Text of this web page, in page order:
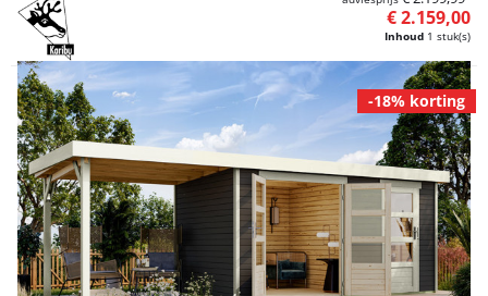
Inhoud 1 stuk(s)
€ 2.159,00
-18% korting